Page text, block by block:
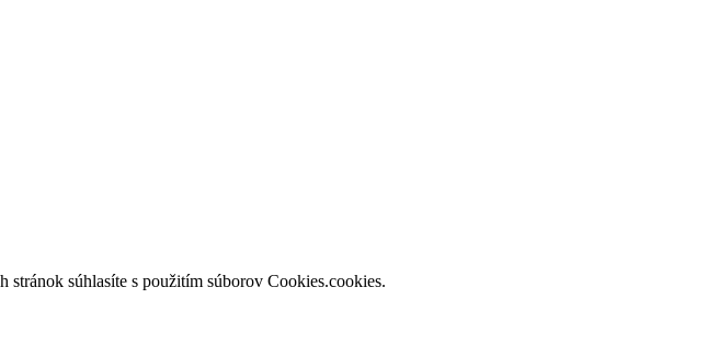
súhlasíte s použitím súborov Cookies.cookies.